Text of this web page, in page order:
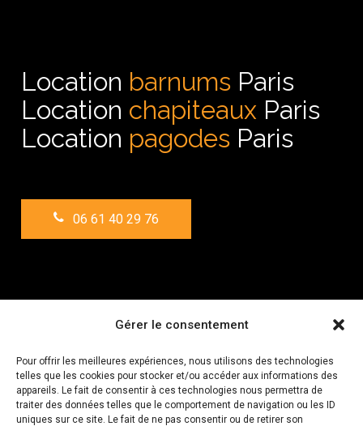
Gérer le consentement
Pour offrir les meilleures expériences, nous utilisons des technologies
telles que les cookies pour stocker et/ou accéder aux informations des
appareils. Le fait de consentir à ces technologies nous permettra de
traiter des données telles que le comportement de navigation ou les ID
uniques sur ce site. Le fait de ne pas consentir ou de retirer son
Location barnumsParis
Location chapiteaux Paris
Location pagodesParis
06 61 40 29 76
Du lundi au vendredi
de 09h à 17h